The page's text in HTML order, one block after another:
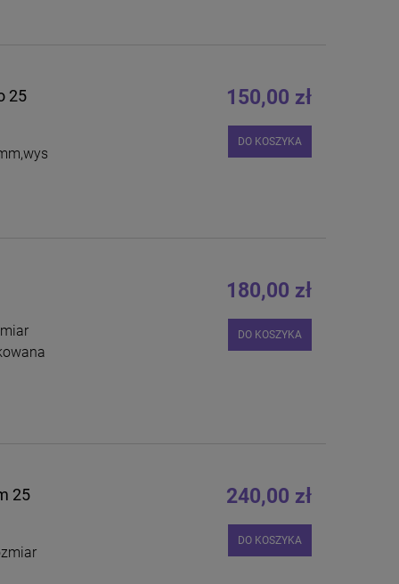
25
150,00 zł
DO KOSZYKA
180,00 zł
DO KOSZYKA
25
240,00 zł
DO KOSZYKA